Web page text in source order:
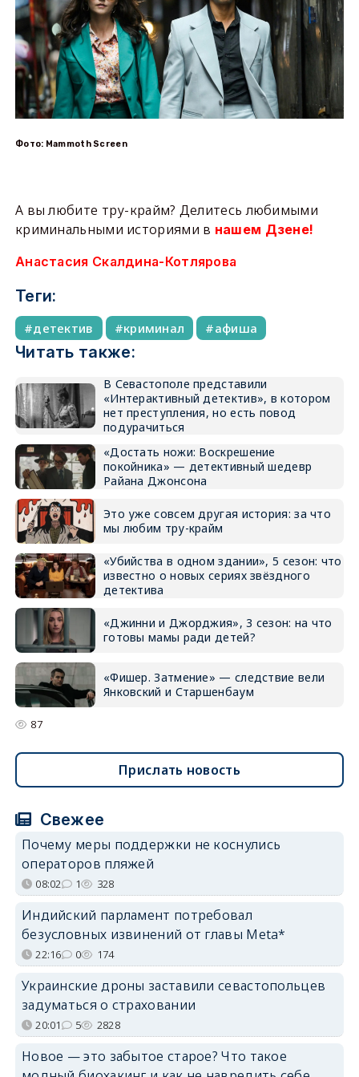
Фото: Mammoth Screen
А вы любите тру-крайм? Делитесь любимыми
криминальными историями в нашем Дзене!
Анастасия Скалдина-Котлярова
Теги:
детектив криминал афиша
Читать также:
В Севастополе представили
«Интерактивный детектив», в котором
нет преступления, но есть повод
подурачиться
«Достать ножи: Воскрешение
покойника» — детективный шедевр
Райана Джонсона
Это уже совсем другая история: за что
мы любим тру-крайм
«Убийства в одном здании», 5 сезон: что
известно о новых сериях звёздного
детектива
«Джинни и Джорджия», 3 сезон: на что
готовы мамы ради детей?
«Фишер. Затмение» — следствие вели
Янковский и Старшенбаум
87
Прислать новость
Свежее
Почему меры поддержки не коснулись
операторов пляжей
08:02 1 328
Индийский парламент потребовал
безусловных извинений от главы Meta*
22:16 0 174
Украинские дроны заставили севастопольцев
задуматься о страховании
20:01 5 2828
Новое — это забытое старое? Что такое